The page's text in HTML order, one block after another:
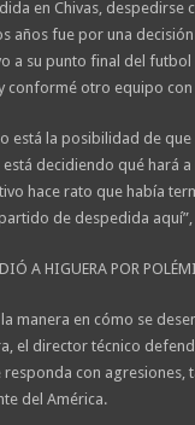
en Chivas, despedirse
años fue por una
a su punto final del
conformé otro equipo
está la posibilidad de
está decidiendo qué hará
hace rato que había
de despedida
A HIGUERA POR
manera en cómo se
el director técnico
responda con agresiones,
del América.